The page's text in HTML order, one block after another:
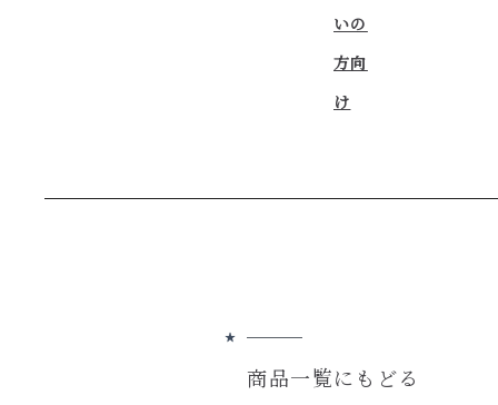
いの
方向
け
商品一覧にもどる